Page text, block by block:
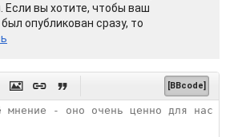
Если вы хотите, чтобы ваш
опубликован сразу, то
   [BBcode]